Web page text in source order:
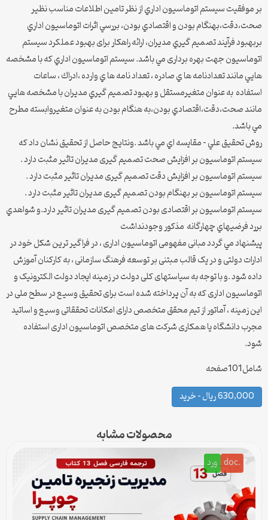
بر موفقيت سيستم اتوماسيون اداري از نظر تامين اطلاعات مناسب نظير
صحت،دقت،بهنگام بودن و اقتصادي بودن، بررسي اثرات اتوماسيون اداري
بربهبود فرآيند تصميم گيري مديران، ارائه راهکار برای بهبود عملکرد سیستم
اتوماسیون جهت بهره برداری مي باشد. سيستم اتوماسيون اداري كه با مشخصه
هايي مانند تعدادنامه ها ي صادره ، تعداد نامه ها ي وارده ،ادراك ، ساعات
استفاده به عنوان متغيرمستقل و بهبود تصميم گيري مديران با مشخصه هايي
مانند صحت،دقت،اقتصادي بودن،به هنگام بودن به عنوان متغيروابسته مطرح
مي باشد.
روش تحقيق علي – مقايسه اي مي باشد .ونتايج حاصل از تحقيق نشان داد كه
سیستم اتوماسیون بر افزایش صحت تصمیم گیری مدیران تاثیر مثبت دارد .
سیستم اتوماسیون بر افزایش دقت تصمیم گیری مدیران تاثیر مثبت دارد .
سیستم اتوماسیون بر بهنگام بودن تصمیم گیری مدیران تاثیر مثبت دارد .
سیستم اتوماسیون بر اقتصادی بودن تصمیم گیری مدیران تاثیر دارد.و شواهدي
بررد فرضيهاي چهارگانه مذكور وجودنداشت
پيشنهاد مي گردد مبانی مفهومی اتوماسیون اداری ، در فراگیر ترین شکل خود در
ادارات دولتی و در یک قالب مبتنی بر توسعه فرهنگ سازمانی ، به کارکنان آموزش
داده شود .و با توجه به سیاستهای کلی دولت در زمینه ایجاد دولت الکترونیک و
اتوماسیون اداری که به آن پرداخته شده است برای تحقیق وسیع در سطح ملی در
این زمینه ، آماتور از تیم محقق متخصص دارای امکانات تحققاتی وسیع و اساتید
مجرب دانشگاه یا همکاری شرکت های متخصص اتوماسیون اداری استفاده
شود.
شامل101صفحه
630,000 ریال – خرید
محصولات مشابه
.doc ورد